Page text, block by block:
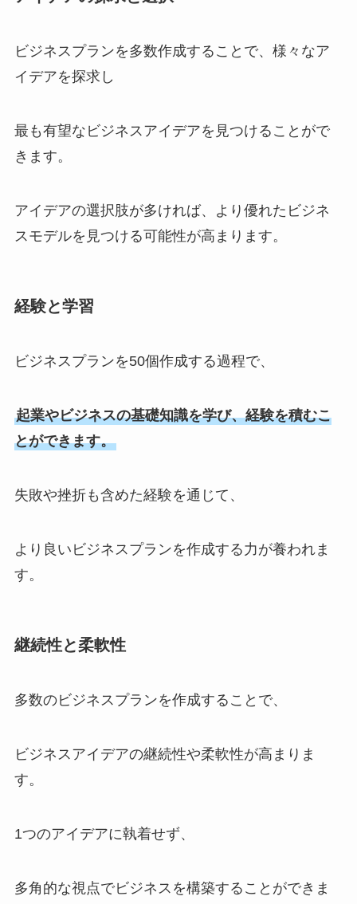
ビジネスプランを多数作成することで、様々なア
イデアを探求し
最も有望なビジネスアイデアを見つけることがで
きます。
アイデアの選択肢が多ければ、より優れたビジネ
スモデルを見つける可能性が高まります。
経験と学習
ビジネスプランを50個作成する過程で、
起業やビジネスの基礎知識を学び、経験を積むこ
とができます。
失敗や挫折も含めた経験を通じて、
より良いビジネスプランを作成する力が養われま
す。
継続性と柔軟性
多数のビジネスプランを作成することで、
ビジネスアイデアの継続性や柔軟性が高まりま
す。
1つのアイデアに執着せず、
多角的な視点でビジネスを構築することができま